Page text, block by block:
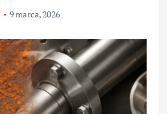
9 marca, 2026